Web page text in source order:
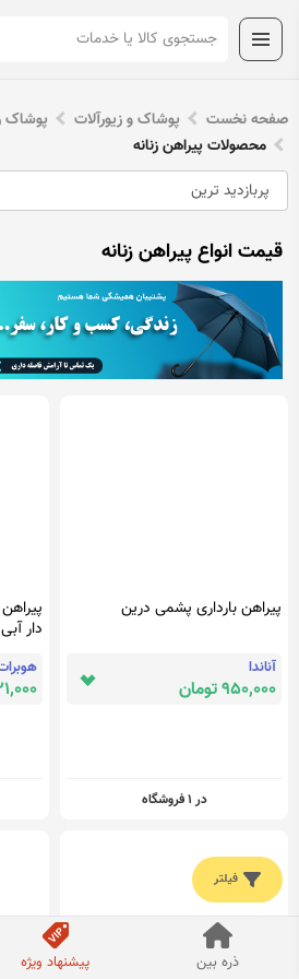
صفحه نخست پوشاک و زیورآلات
پوشاک
محصولات پیراهن زنانه
قیمت انواع پیراهن زنانه
پیراهن بارداری پشمی درین
آناندا
950,000 تومان
در 1 فروشگاه
دار آبی
فیلتر
ذره بین پیشنهاد ویژه